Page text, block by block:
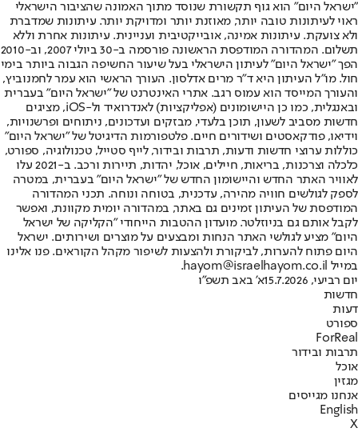
"ישראל היום" הוא גוף תקשורת שנוסד מתוך האמונה שהציבור הישראלי
ראוי לעיתונות טובה יותר, מאוזנת יותר ומדויקת יותר. עיתונות שמדברת
ולא צועקת. עיתונות אמינה, אובייקטיבית ועניינית. עיתונות אחרת וללא
תשלום. המהדורה המודפסת הראשונה פורסמה ב-30 ביולי 2007, וב-2010
הפך "ישראל היום" לעיתון הישראלי בעל שיעור החשיפה הגבוה ביותר בימי
חול. מו"ל העיתון היא ד"ר מרים אדלסון. העורך הראשי הוא עמר לחמנוביץ,
והעורך המייסד הוא עמוס רגב. אתרי האינטרנט של "ישראל היום" בעברית
ובאנגלית, כמו כן היישומונים (אפליקציות) לאנדרואיד ול-iOS, מציגים
חדשות מסביב לשעון, תוכן בלעדי, מבזקים ועדכונים, ניתוחים ופרשנויות,
וידיאו, פודקאסטים ושידורים חיים. פלטפורמות הדיגיטל של "ישראל היום"
כוללות ערוצי חדשות ודעות, תרבות ובידור, לייף סטייל, טכנולוגיה, ספורט,
כלכלה וצרכנות, בריאות, חיילים, אוכל, יהדות, תיירות ורכב. ב-2021 עלו
לאוויר האתר החדש והיישומון החדש של "ישראל היום" בעברית, במטרה
לספק לגולשים חוויה מהירה, עדכנית, בטוחה ונוחה. תכני המהדורה
המודפסת של העיתון זמינים גם באתר, במהדורה יומית מקוונת, ואפשר
לקבל אותם גם בניוזלטר. מועדון ההטבות הייחודי "הקליקה של ישראל
היום" מציע לגולשי האתר הנחות ומבצעים על מוצרים ושירותים. ישראל
היום פתוח להערות, לביקורת ולהצעות לשיפור מקהל הקוראים. פנו אלינו
במייל hayom@israelhayom.co.il.
יום רביעי, 15.7.2026
א' באב תשפ"ו
חדשות
דעות
ספורט
ForReal
תרבות ובידור
אוכל
מגזין
אנחנו מגייסים
English
X